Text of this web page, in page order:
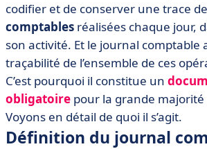
• Exemple de journal comptable
• Les différents types de journaux
auxiliaires
• Comment faire un journal comptable ?
codifier et de conserver une trace
comptables réalisées chaque jour,
son activité. Et le journal comptable
traçabilité de l’ensemble de ces
C’est pourquoi il constitue un
obligatoire pour la grande
Voyons en détail de quoi il s’agit.
Définition du journal